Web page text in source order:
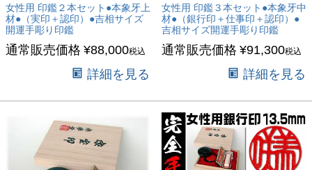
女性用 印鑑２本セット●本象牙上
材●（実印＋認印）●吉相サイズ
開運手彫り印鑑
通常販売価格 ¥88,000税込
詳細を見る
女性用 印鑑３本セット●本象牙中
材●（銀行印＋仕事印＋認印）●
吉相サイズ開運手彫り印鑑
通常販売価格 ¥91,300税込
詳細を見る